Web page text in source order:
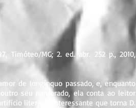
Timóteo/MG; 2. ed. abr. 252 p., 2010,
de longínquo passado, e, enquanto
seu namorado, ela conta ao leitor
literário interessante que torna D.